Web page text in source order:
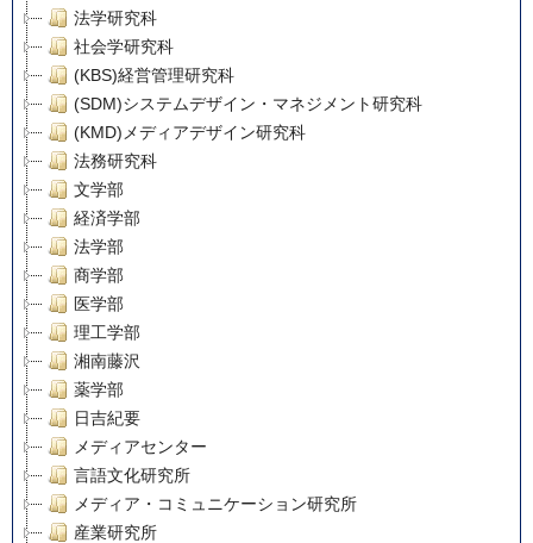
法学研究科
社会学研究科
(KBS)経営管理研究科
(SDM)システムデザイン・マネジメント研究科
(KMD)メディアデザイン研究科
法務研究科
文学部
経済学部
法学部
商学部
医学部
理工学部
湘南藤沢
薬学部
日吉紀要
メディアセンター
言語文化研究所
メディア・コミュニケーション研究所
産業研究所